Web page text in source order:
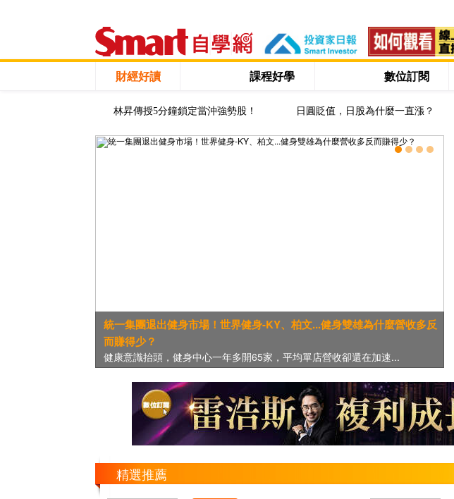
財經好讀 課程好學 數位訂閱
林昇傳授5分鐘鎖定當沖強勢股！ 日圓貶值，日股為什麼一直漲？
統一集團退出健身市場！世界健身-KY、柏文...健身雙雄為什麼營收多反
而賺得少？
健康意識抬頭，健身中心一年多開65家，平均單店營收卻還在加速...
精選推薦